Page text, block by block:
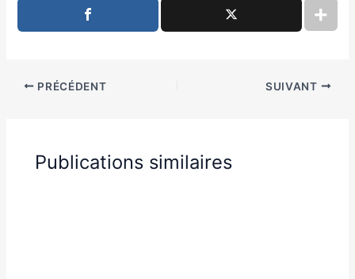
PRÉCÉDENT SUIVANT
Publications similaires